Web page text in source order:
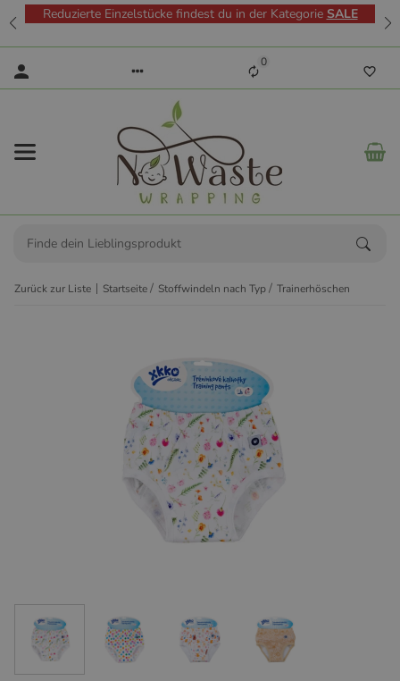
Reduzierte Einzelstücke findest du in der Kategorie SALE
0
Zurück zur Liste Startseite Stoffwindeln nach Typ Trainerhöschen